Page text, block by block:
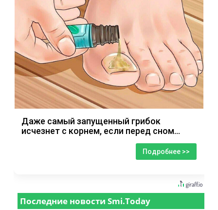
Даже самый запущенный грибок
исчезнет с корнем, если перед сном…
Подробнее >>